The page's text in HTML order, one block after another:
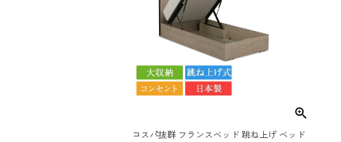
コスパ抜群 フランスベッド 跳ね上げ ベッド